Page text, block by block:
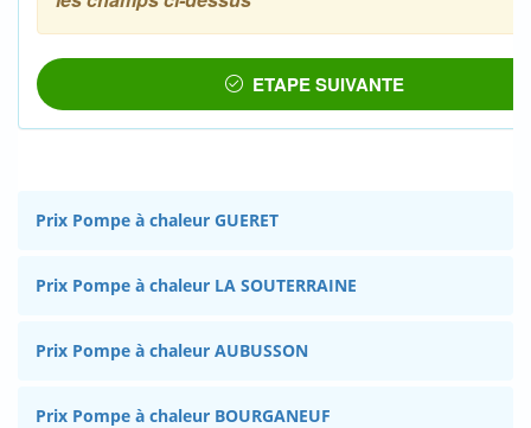
Prix Pompe à chaleur GUERET
Prix Pompe à chaleur LA SOUTERRAINE
Prix Pompe à chaleur AUBUSSON
Prix Pompe à chaleur BOURGANEUF